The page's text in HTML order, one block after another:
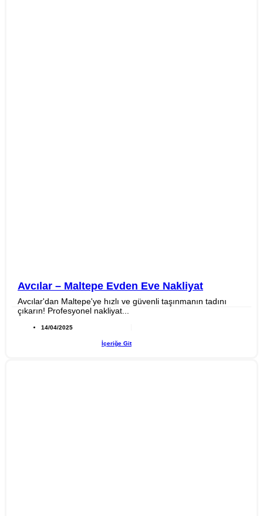
Avcılar – Maltepe Evden Eve Nakliyat
Avcılar'dan Maltepe'ye hızlı ve güvenli taşınmanın tadını
çıkarın! Profesyonel nakliyat...
14/04/2025
İçeriğe Git